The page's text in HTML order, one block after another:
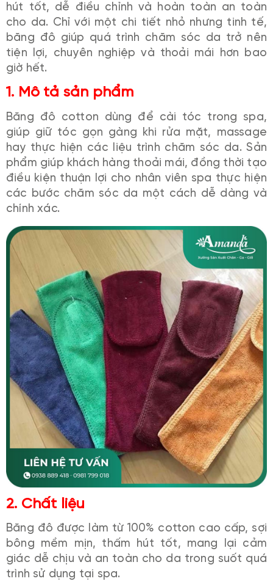
hút tốt, dễ điều chỉnh và hoàn toàn an toàn
cho da. Chỉ với một chi tiết nhỏ nhưng tinh tế,
băng đô giúp quá trình chăm sóc da trở nên
tiện lợi, chuyên nghiệp và thoải mái hơn bao
giờ hết.
1. Mô tả sản phẩm
Băng đô cotton dùng để cài tóc trong spa,
giúp giữ tóc gọn gàng khi rửa mặt, massage
hay thực hiện các liệu trình chăm sóc da. Sản
phẩm giúp khách hàng thoải mái, đồng thời tạo
điều kiện thuận lợi cho nhân viên spa thực hiện
các bước chăm sóc da một cách dễ dàng và
chính xác.
2. Chất liệu
Băng đô được làm từ 100% cotton cao cấp, sợi
bông mềm mịn, thấm hút tốt, mang lại cảm
giác dễ chịu và an toàn cho da trong suốt quá
trình sử dụng tại spa.